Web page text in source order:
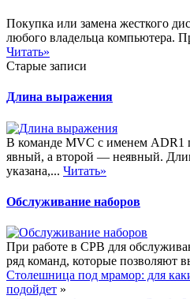
Покупка или замена жесткого
любого владельца компьютера.
Читать»
Старые записи
Длина выражения
В команде MVC с именем ADR1
явный, а второй — неявный.
указана,... Читать»
Обслуживание наборов
При работе в СРВ для
ряд команд, которые позволяют
Столешница под мрамор: для
подойдет »